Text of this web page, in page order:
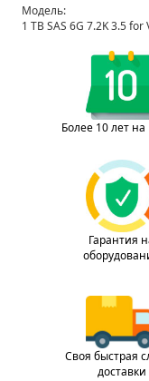
Модель:
1 TB SAS 6G 7.2K 3.5 for
Более 10 лет
Гарантия
Своя быстрая
доставки